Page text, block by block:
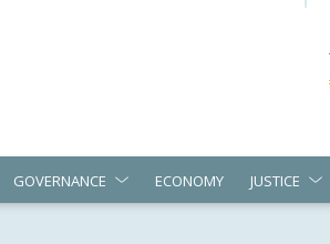
GOVERNANCE ECONOMY JUSTICE